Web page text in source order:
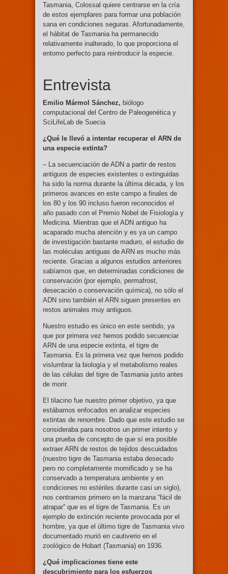
Tasmania, Colossal quiere centrarse en la cría
de estos ejemplares para formar una población
sana en condiciones seguras. Afortunadamente,
el hábitat de Tasmania ha permanecido
relativamente inalterado, lo que proporciona el
entorno perfecto para reintroducir la especie.
Entrevista
Emilio Mármol Sánchez, biólogo
computacional del Centro de Paleogenética y
SciLifeLab de Suecia
¿Qué le llevó a intentar recuperar el ARN de
una especie extinta?
– La secuenciación de ADN a partir de restos
antiguos de especies existentes o extinguidas
ha sido la norma durante la última década, y los
primeros avances en este campo a finales de
los 80 y los 90 incluso fueron reconocidos el
año pasado con el Premio Nobel de Fisiología y
Medicina. Mientras que el ADN antiguo ha
acaparado mucha atención y es ya un campo
de investigación bastante maduro, el estudio de
las moléculas antiguas de ARN es mucho más
reciente. Gracias a algunos estudios anteriores
sabíamos que, en determinadas condiciones de
conservación (por ejemplo, permafrost,
desecación o conservación química), no sólo el
ADN sino también el ARN siguen presentes en
restos animales muy antiguos.
Nuestro estudio es único en este sentido, ya
que por primera vez hemos podido secuenciar
ARN de una especie extinta, el tigre de
Tasmania. Es la primera vez que hemos podido
vislumbrar la biología y el metabolismo reales
de las células del tigre de Tasmania justo antes
de morir.
El tilacino fue nuestro primer objetivo, ya que
estábamos enfocados en analizar especies
extintas de renombre. Dado que este estudio se
consideraba para nosotros un primer intento y
una prueba de concepto de que sí era posible
extraer ARN de restos de tejidos descuidados
(nuestro tigre de Tasmania estaba desecado
pero no completamente momificado y se ha
conservado a temperatura ambiente y en
condiciones no estériles durante casi un siglo),
nos centramos primero en la manzana “fácil de
atrapar” que es el tigre de Tasmania. Es un
ejemplo de extinción reciente provocada por el
hombre, ya que el último tigre de Tasmania vivo
documentado murió en cautiverio en el
zoológico de Hobart (Tasmania) en 1936.
¿Qué implicaciones tiene este
descubrimiento para los esfuerzos